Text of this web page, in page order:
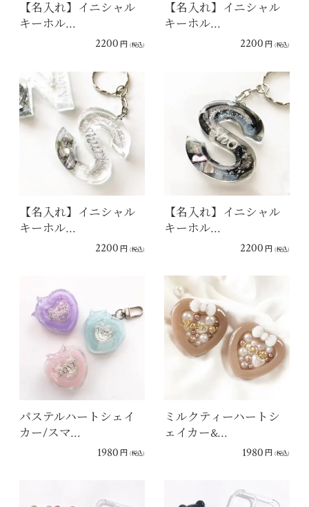
【名入れ】イニシャル
キーホル…
2200 円 (税込)
【名入れ】イニシャル
キーホル…
2200 円 (税込)
【名入れ】イニシャル
キーホル…
2200 円 (税込)
【名入れ】イニシャル
キーホル…
2200 円 (税込)
パステルハートシェイ
カー/スマ…
1980 円 (税込)
ミルクティーハートシ
ェイカー&…
1980 円 (税込)